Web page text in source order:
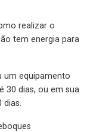
realizar o
tem energia para
um equipamento
30 dias, ou em sua
dias.